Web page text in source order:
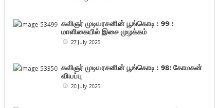
கவிஞர் முடியரசனின் பூங்கொடி : 99 :
மாளிகையில் இசை முழக்கம்
27 July 2025
கவிஞர் முடியரசனின் பூங்கொடி : 98: கோமகன்
வியப்பு
20 July 2025